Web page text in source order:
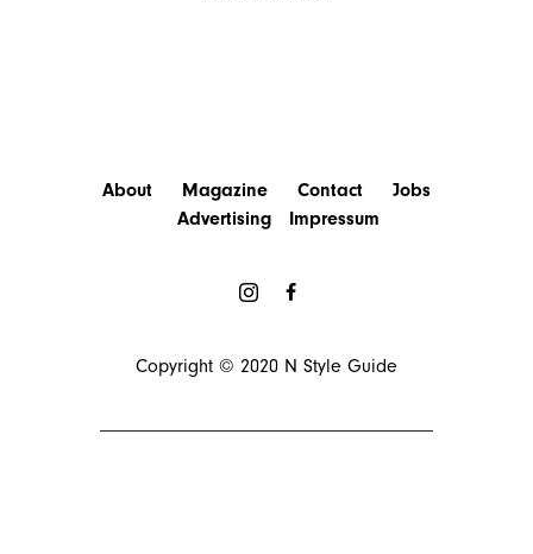
About Magazine Contact
Jobs
Advertising
Impressum
Copyright © 2020 N Style Guide